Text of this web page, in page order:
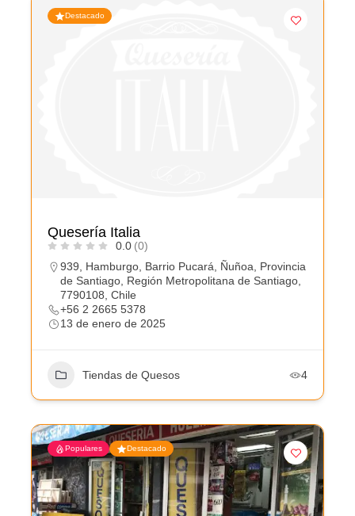
Destacado
Quesería Italia
0.0 (0)
939, Hamburgo, Barrio Pucará, Ñuñoa, Provincia
de Santiago, Región Metropolitana de Santiago,
7790108, Chile
+56 2 2665 5378
13 de enero de 2025
Tiendas de Quesos 4
Populares Destacado